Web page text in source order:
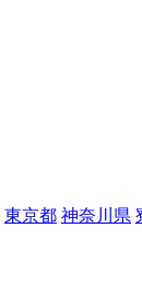
東京都 神奈川県